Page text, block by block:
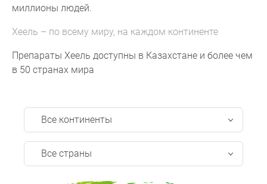
миллионы людей.
Хеель – по всему миру, на каждом континенте
Препараты Хеель доступны в Казахстане и более чем
в 50 странах мира
Все континенты
Все страны